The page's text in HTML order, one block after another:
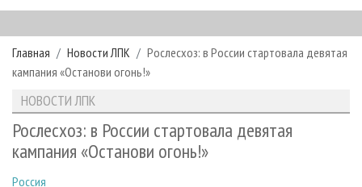
ГЛАВНАЯ
РУБРИКИ И ТЕМЫ
РУБРИКИ ЖУРНАЛА
ЛЕСОЗАГОТОВКА
ЛЕСОПИЛЕНИЕ
НОВОСТИ
НОВОСТИ ЛПК
НОВОСТИ ЖУРНАЛА
ПРОЕКТЫ ЛПИ
АНАЛИТИКА
ПРЕДПРИЯТИЯ ЛПК
АРХИВ ЖУРНАЛОВ
О ЖУРНАЛЕ
РЕКЛАМОДАТЕЛЯМ
Главная Новости ЛПК
Рослесхоз: в России стартовала девятая
кампания «Останови огонь!»
НОВОСТИ ЛПК
Рослесхоз: в России стартовала девятая
кампания «Останови огонь!»
Россия